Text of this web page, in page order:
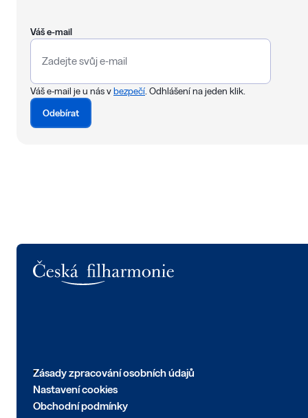
Váš e-mail
Váš e-mail je u nás vbezpečí . Odhlášení na jeden klik.
Odebírat
Zásady zpracování osobních údajů
Nastavení cookies
Obchodní podmínky